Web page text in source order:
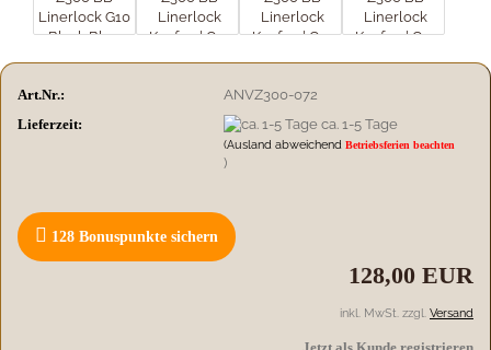
Art.Nr.:
ANVZ300-072
Lieferzeit:
ca. 1-5 Tage
(Ausland abweichendBetriebsferien beachten
)
128 Bonuspunkte sichern
128,00 EUR
inkl. MwSt. zzgl. Versand